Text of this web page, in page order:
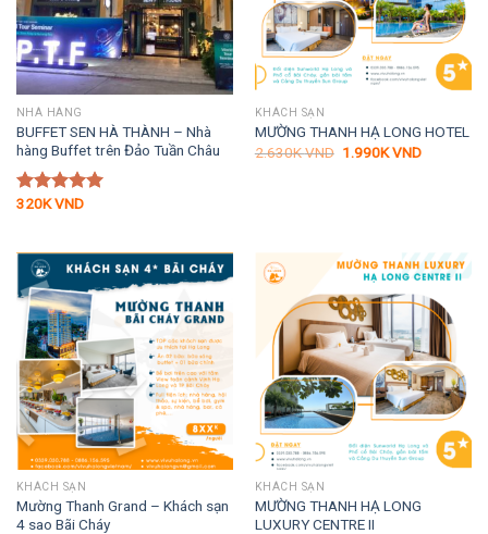
NHÀ HÀNG
BUFFET SEN HÀ THÀNH – Nhà
hàng Buffet trên Đảo Tuần Châu
Được xếp
320KVND
KHÁCH SẠN
MƯỜNG THANH HẠ LONG HOTEL
2.630KVND Giá
1.990KVNDGiá
KHÁCH SẠN
Mường Thanh Grand – Khách sạn
4 sao Bãi Cháy
KHÁCH SẠN
MƯỜNG THANH HẠ LONG
LUXURY CENTRE II